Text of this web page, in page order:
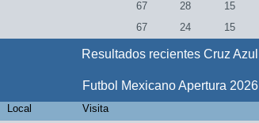
67 28 15
67 24 15
Resultados recientes Cruz Azul
Futbol Mexicano Apertura 2026
Local Visita